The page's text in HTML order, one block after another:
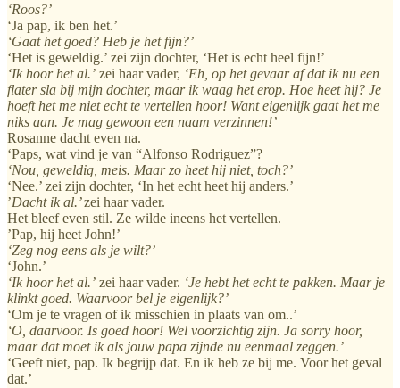
‘Roos?’
‘Ja pap, ik ben het.’
‘Gaat het goed? Heb je het fijn?’
‘Het is geweldig.’ zei zijn dochter, ‘Het is echt heel fijn!’
‘Ik hoor het al.’ zei haar vader, ‘Eh, op het gevaar af dat ik nu een
flater sla bij mijn dochter, maar ik waag het erop. Hoe heet hij? Je
hoeft het me niet echt te vertellen hoor! Want eigenlijk gaat het me
niks aan. Je mag gewoon een naam verzinnen!’
Rosanne dacht even na.
‘Paps, wat vind je van “Alfonso Rodriguez”?
‘Nou, geweldig, meis. Maar zo heet hij niet, toch?’
‘Nee.’ zei zijn dochter, ‘In het echt heet hij anders.’
’Dacht ik al.’zei haar vader.
Het bleef even stil. Ze wilde ineens het vertellen.
’Pap, hij heet John!’
‘Zeg nog eens als je wilt?’
‘John.’
‘Ik hoor het al.’ zei haar vader. ‘Je hebt het echt te pakken. Maar je
klinkt goed. Waarvoor bel je eigenlijk?’
‘Om je te vragen of ik misschien in plaats van om..’
‘O, daarvoor. Is goed hoor! Wel voorzichtig zijn. Ja sorry hoor,
maar dat moet ik als jouw papa zijnde nu eenmaal zeggen.’
‘Geeft niet, pap. Ik begrijp dat. En ik heb ze bij me. Voor het geval
dat.’